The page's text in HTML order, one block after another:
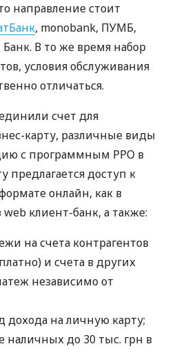
направление стоит
, monobank, ПУМБ,
В то же время набор
условия обслуживания
отличаться.
счет для
карту, различные виды
с программным РРО в
предлагается доступ к
онлайн, как в
клиент-банк, а также:
на счета контрагентов
и счета в других
независимо от
дохода на личную карту;
наличных до 30 тыс. грн в